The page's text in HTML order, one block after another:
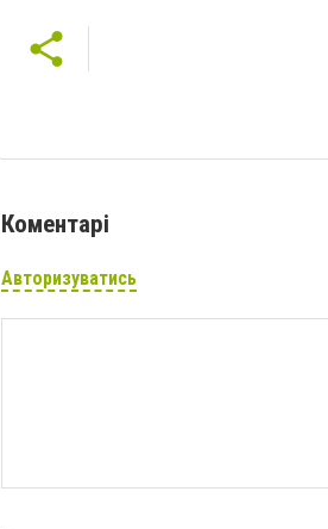
Коментарі
Авторизуватись